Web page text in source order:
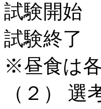
試験開始
試験終了
※昼食は
（２）